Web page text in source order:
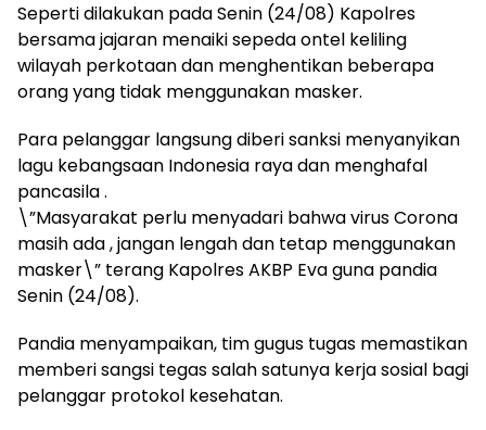
Seperti dilakukan pada Senin (24/08) Kapolres
bersama jajaran menaiki sepeda ontel keliling
wilayah perkotaan dan menghentikan beberapa
orang yang tidak menggunakan masker.
Para pelanggar langsung diberi sanksi menyanyikan
lagu kebangsaan Indonesia raya dan menghafal
pancasila .
\”Masyarakat perlu menyadari bahwa virus Corona
masih ada , jangan lengah dan tetap menggunakan
masker\” terang Kapolres AKBP Eva guna pandia
Senin (24/08).
Pandia menyampaikan, tim gugus tugas memastikan
memberi sangsi tegas salah satunya kerja sosial bagi
pelanggar protokol kesehatan.